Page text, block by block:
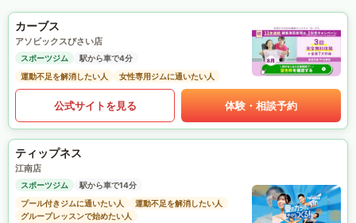
カーブス
アソビックスびさい店
スポーツジム
駅から車で4分
運動不足を解消したい人
女性専用ジムに通いたい人
公式サイトを見る 体験・相談予約
ティップネス
江南店
スポーツジム
駅から車で14分
プール付きジムに通いたい人
運動不足を解消したい人
グループレッスンで始めたい人